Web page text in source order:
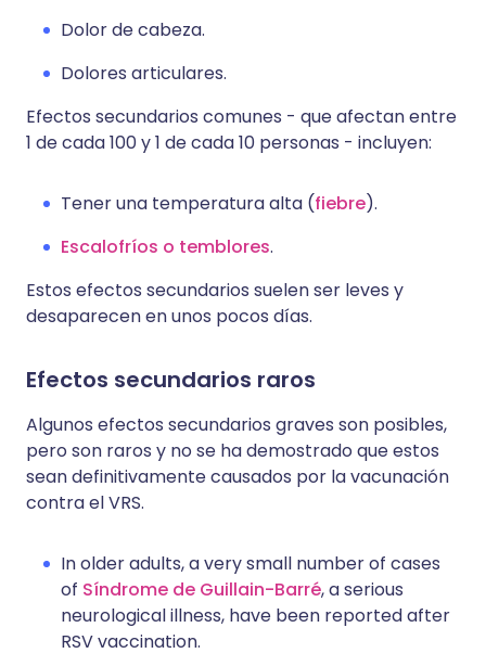
Dolor de cabeza.
Dolores articulares.
Efectos secundarios comunes - que afectan entre
1 de cada 100 y 1 de cada 10 personas - incluyen:
Tener una temperatura alta (fiebre).
Escalofríos o temblores.
Estos efectos secundarios suelen ser leves y
desaparecen en unos pocos días.
Efectos secundarios raros
Algunos efectos secundarios graves son posibles,
pero son raros y no se ha demostrado que estos
sean definitivamente causados por la vacunación
contra el VRS.
In older adults, a very small number of cases
of Síndrome de Guillain-Barré, a serious
neurological illness, have been reported after
RSV vaccination.